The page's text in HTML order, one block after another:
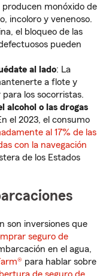
monóxido de
incoloro y venenoso.
el bloqueo de las
pueden
al lado: La
a flote y
los socorristas.
alcohol o las drogas
el 2023, el consumo
al 17% de las
con la navegación
de los Estados
son inversiones que
seguro de
en el agua,
para hablar sobre